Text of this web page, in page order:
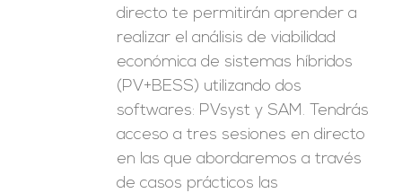
directo te permitirán aprender a
realizar el análisis de viabilidad
económica de sistemas híbridos
(PV+BESS) utilizando dos
softwares: PVsyst y SAM. Tendrás
acceso a tres sesiones en directo
en las que abordaremos a través
de casos prácticos las